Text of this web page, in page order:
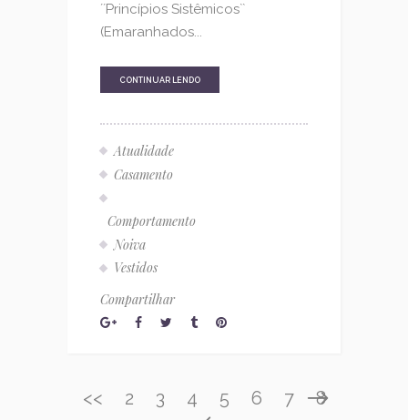
´´Princípios Sistêmicos``
(Emaranhados...
CONTINUAR LENDO
Atualidade
Casamento
Comportamento
Noiva
Vestidos
Compartilhar
<< 2 3 4 5 6 7
8